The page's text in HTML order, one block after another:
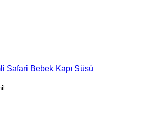
Safari Bebek Kapı Süsü